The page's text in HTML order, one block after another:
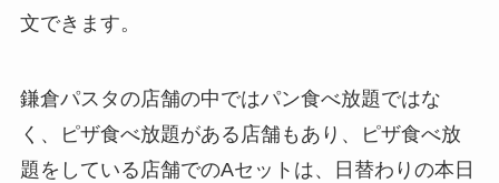
文できます。
鎌倉パスタの店舗の中ではパン食べ放題ではな
く、ピザ食べ放題がある店舗もあり、ピザ食べ放
題をしている店舗でのAセットは、日替わりの本日